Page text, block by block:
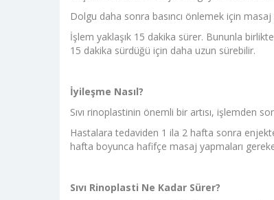
Dolgu daha sonra basıncı önlemek için
İşlem yaklaşık 15 dakika sürer. Bununla
15 dakika sürdüğü için daha uzun sürebilir.
İyileşme Nasıl?
Sıvı rinoplastinin önemli bir artısı, işlemden
Hastalara tedaviden 1 ila 2 hafta sonra
hafta boyunca hafifçe masaj yapmaları
Sıvı Rinoplasti Ne Kadar Sürer?